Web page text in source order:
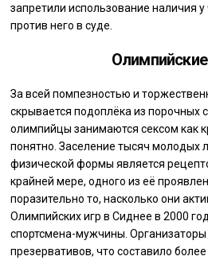
запретили использование наличия
против него в суде.
За всей помпезностью и
скрывается подоплёка из порочных
олимпийцы занимаются сексом как
понятно. Заселение тысяч молодых
физической формы является
крайней мере, одного из её
поразительно то, насколько они
Олимпийских игр в Сиднее в 2000
спортсмена-мужчины.
презервативов, что составило